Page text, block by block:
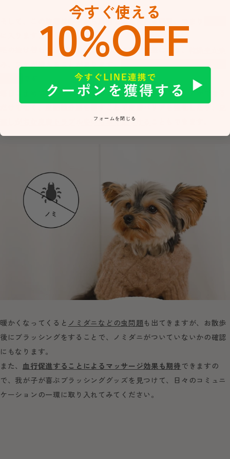
冬毛から夏毛と生え変わる時期、つまり
に入ります。
毛の抜け替わりが激しくなるため、皮膚が敏感になり、
毎日こまめにブラッシングすることによって抜け毛のケアができる
だけでなく、皮脂腺分泌を促すことで皮膚バリアを強化したり、見
逃しがちな皮膚トラブルをいち早く見つける
暖かくなってくると ノミダニなどの虫問題も出てきますが、お散歩
後にブラッシングをすることで、ノミダニがついていないかの確認
にもなります。
また、 血行促進することによるマッサージ効果も期待 できますの
で、我が子が喜ぶブラッシンググッズを見つけて、日々のコミュニ
ケーションの一環に取り入れてみてください。
今すぐ使える
10%OFF
フォームを閉じる